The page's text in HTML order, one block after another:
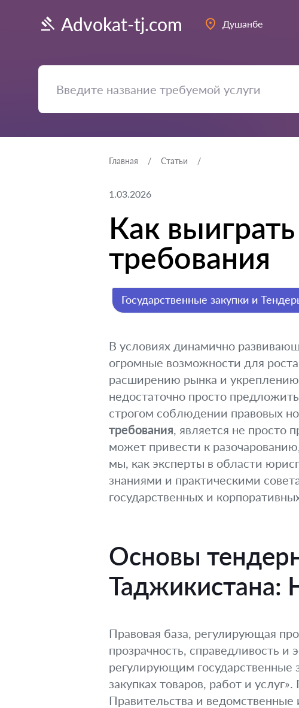
Advokat-tj.com Душанбе
Главная Статьи
1.03.2026
Как
требования
Государственные закупки и
В условиях динамично
огромные возможности для
расширению рынка и
недостаточно просто
строгом соблюдении правовых
требования, является не просто
может привести к
мы, как эксперты в области
знаниями и практическими
государственных и
Основы
Таджикистана:
Правовая база, регулирующая
прозрачность, справедливость
регулирующим государственные
закупках товаров, работ и
Правительства и